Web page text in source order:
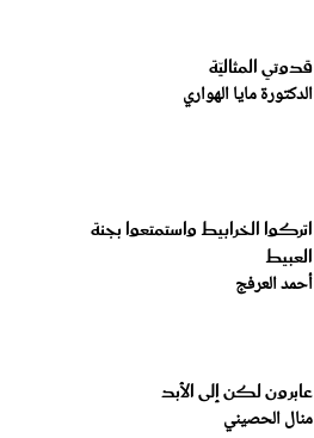
قدوتي المثاليّة
الدكتورة مايا الهواري
اتركوا الخرابيط واستمتعوا بجنة
العبيط
أحمد العرفج
عابرون لكن إلى الأبد
منال الحصيني